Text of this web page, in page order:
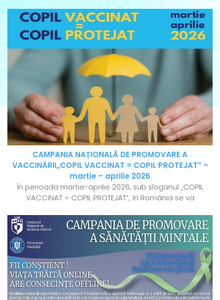
CAMPANIA NAȚIONALĂ DE PROMOVARE A
VACCINĂRII„COPIL VACCINAT = COPIL PROTEJAT” –
martie – aprilie 2026
În perioada martie-aprilie 2026, sub sloganul „COPIL
VACCINAT = COPIL PROTEJAT”, în România se va